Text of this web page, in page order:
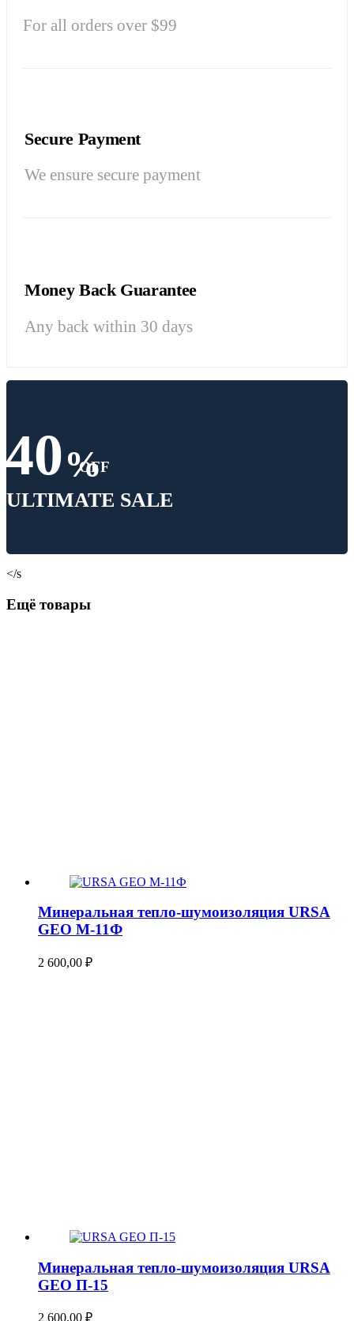
For all orders over $99
Secure Payment
We ensure secure payment
Money Back Guarantee
Any back within 30 days
40%
OFF
ULTIMATE SALE
</s
Ещё товары
Минеральная тепло-шумоизоляция URSA
GEO М-11Ф
2 600,00 ₽
Минеральная тепло-шумоизоляция URSA
GEO П-15
2 600,00 ₽